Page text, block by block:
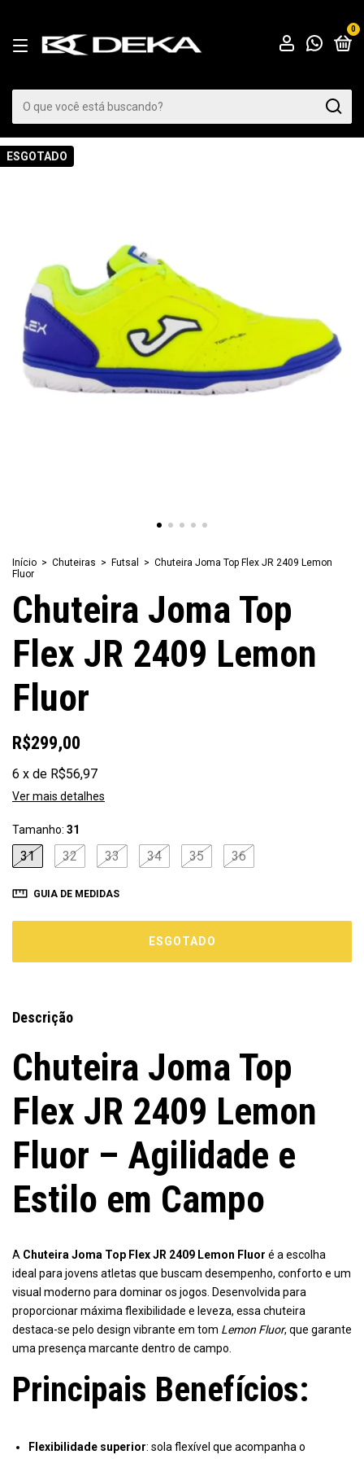
0
ESGOTADO
Início > Chuteiras > Futsal > Chuteira Joma Top Flex JR 2409 Lemon
Fluor
Chuteira Joma Top
Flex JR 2409 Lemon
Fluor
R$299,00
6 x de R$56,97
Ver mais detalhes
Tamanho: 31
31 32 33 34 35 36
GUIA DE MEDIDAS
Descrição
Chuteira Joma Top
Flex JR 2409 Lemon
Fluor – Agilidade e
Estilo em Campo
A Chuteira Joma Top Flex JR 2409 Lemon Fluor é a escolha
ideal para jovens atletas que buscam desempenho, conforto e um
visual moderno para dominar os jogos. Desenvolvida para
proporcionar máxima flexibilidade e leveza, essa chuteira
destaca-se pelo design vibrante em tom Lemon Fluor, que garante
uma presença marcante dentro de campo.
Principais Benefícios:
Flexibilidade superior: sola flexível que acompanha o